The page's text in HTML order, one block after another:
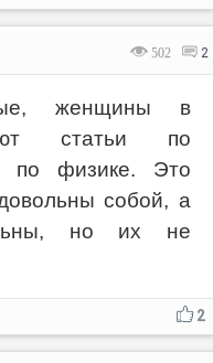
502 2
женщины в
статьи по
по физике. Это
собой, а
но их не
2